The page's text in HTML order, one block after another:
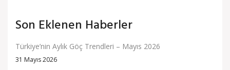
Son Eklenen Haberler
Türkiye’nin Aylık Göç Trendleri – Mayıs 2026
31 Mayıs 2026